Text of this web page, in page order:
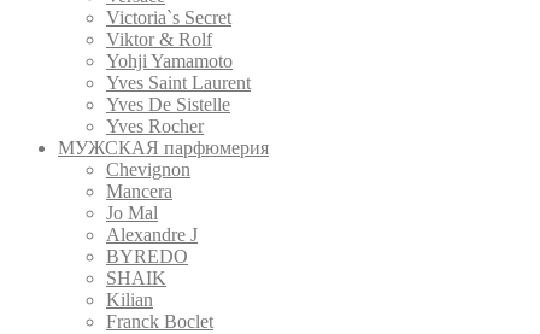
Victoria`s Secret
Viktor & Rolf
Yohji Yamamoto
Yves Saint Laurent
Yves De Sistelle
Yves Rocher
МУЖСКАЯ парфюмерия
Chevignon
Mancera
Jo Mal
Alexandre J
BYREDO
SHAIK
Kilian
Franck Boclet